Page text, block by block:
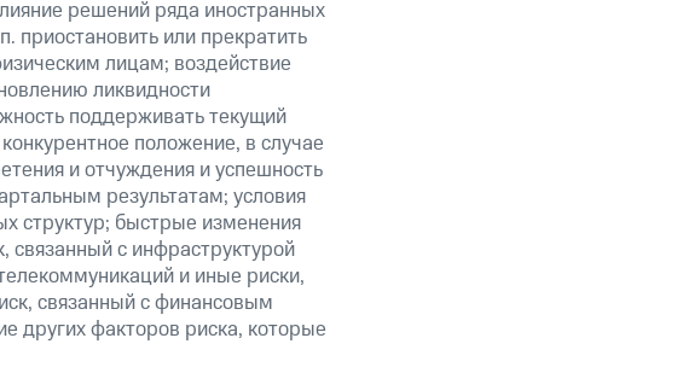
решений ряда иностранных
приостановить или прекратить
лицам; воздействие
ликвидности
поддерживать текущий
положение, в случае
и отчуждения и успешность
результатам; условия
структур; быстрые изменения
связанный с инфраструктурой
и иные риски,
связанный с финансовым
других факторов риска, которые